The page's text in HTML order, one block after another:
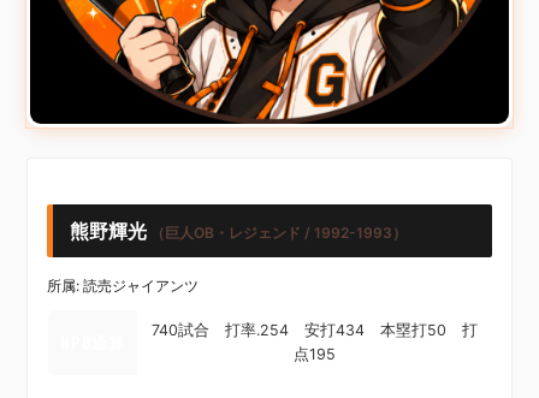
熊野輝光 （巨人OB・レジェンド / 1992-1993）
所属: 読売ジャイアンツ
740試合 打率.254 安打434 本塁打50 打
点195